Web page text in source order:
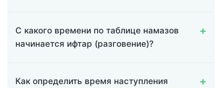
С какого времени по таблице намазов
начинается ифтар (разговение)?
Как определить время наступления